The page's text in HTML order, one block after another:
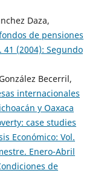
Daza,
de pensiones
41 (2004): Segundo
Becerril,
internacionales
y Oaxaca
case studies
Económico: Vol.
Enero-Abril
de